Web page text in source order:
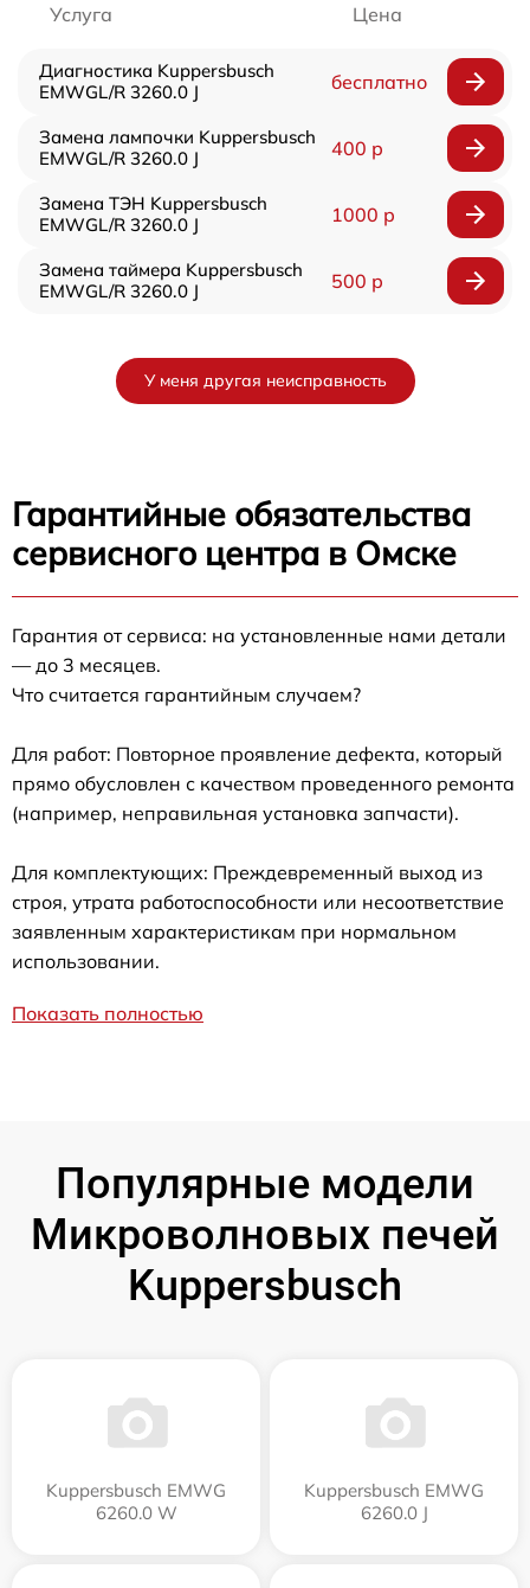
Услуга Цена
Диагностика Kuppersbusch
EMWGL/R 3260.0 J
бесплатно
Замена лампочки Kuppersbusch
EMWGL/R 3260.0 J
400 р
Замена ТЭН Kuppersbusch
EMWGL/R 3260.0 J
1000 р
Замена таймера Kuppersbusch
EMWGL/R 3260.0 J
500 р
У меня другая неисправность
Гарантийные обязательства
сервисного центра в Омске
Гарантия от сервиса: на установленные нами детали
— до 3 месяцев.
Что считается гарантийным случаем?
Для работ: Повторное проявление дефекта, который
прямо обусловлен с качеством проведенного ремонта
(например, неправильная установка запчасти).
Для комплектующих: Преждевременный выход из
строя, утрата работоспособности или несоответствие
заявленным характеристикам при нормальном
использовании.
Показать полностью
Популярные модели
Микроволновых печей
Kuppersbusch
Kuppersbusch EMWG
6260.0 W
Kuppersbusch EMWG
6260.0 J